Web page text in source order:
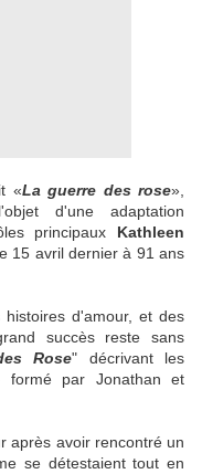
«La guerre des rose»,
d'une adaptation
principaux Kathleen
15 avril dernier à 91 ans
d'amour, et des
succès reste sans
Rose" décrivant les
formé par Jonathan et
après avoir rencontré un
se détestaient tout en